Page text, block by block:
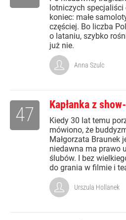
lotniczych specjaliści
koniec: małe
częściej. Bo liczba
o lataniu, szybko
już nie.
Anna Szulc
Kapłanka z
Kiedy 30 lat temu
mówiono, że
Małgorzata Braunek
niedawna ma prawo
ślubów. I bez
do grania w filmie i
47
Urszula Hollanek